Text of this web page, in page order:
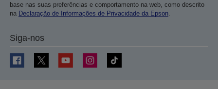
base nas suas preferências e comportamento na web, como descrito
na Declaração de Informações de Privacidade da Epson.
Siga-nos